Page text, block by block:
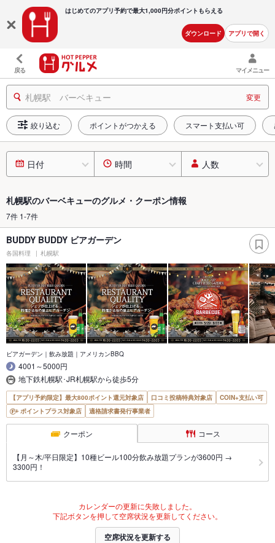
はじめてのアプリ予約で最大1,000円分ポイントもらえる
ダウンロード アプリで開く
戻る マイメニュー
札幌駅 バーベキュー 変更
絞り込む ポイントがつかえる スマート支払い可
日付 時間 人数
札幌駅のバーベキューのグルメ・クーポン情報
7件 1-7件
BUDDY BUDDY ビアガーデン
各国料理 札幌駅
ビアガーデン｜飲み放題｜アメリカンBBQ
4001～5000円
地下鉄札幌駅･JR札幌駅から徒歩5分
【アプリ予約限定】最大800ポイント還元対象店 口コミ投稿特典対象店
COIN+支払い可
ポイントプラス対象店
適格請求書発行事業者
クーポン コース
【月～木/平日限定】10種ビール100分飲み放題プランが3600円 →
3300円！
カレンダーの更新に失敗しました。
下記ボタンを押して空席状況を更新してください。
空席状況を更新する